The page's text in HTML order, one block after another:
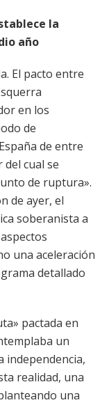
la
año
El pacto entre
en los
de
de entre
cual se
de ruptura».
de ayer, el
soberanista a
una aceleración
detallado
pactada en
un
independencia,
realidad, una
una